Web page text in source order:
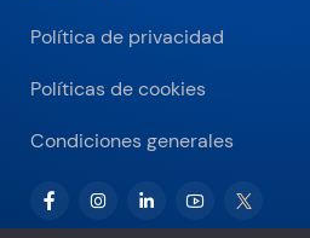
Política de privacidad
Políticas de cookies
Condiciones generales